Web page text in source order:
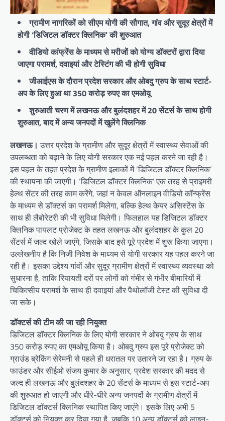
ग्रामीण नागरिकों को सीएम योगी की सौगात, गांव और सुदूर क्षेत्रों में
होगी ‘डिजिटल डॉक्टर क्लिनिक’ की शुरुआत
वीडियो कांफ्रेंस के माध्यम से मरीजों को योग्य डॉक्टरों द्वारा दिया
जाएगा परामर्श, दवाइयां और टेस्टिंग की भी होगी सुविधा
जीआईएस के दौरान प्रदेश सरकार और ओबदु ग्रुप के साथ स्टार्ट-
अप के लिए हुआ था 350 करोड़ रुपए का एमओयू
शुरुआती चरण में लखनऊ और बुलंदशहर में 20 सेंटर्स के साथ होगी
शुरुआत, बाद में अन्य जनपदों में खुलेंगे क्लिनिक
लखनऊ। उत्तर प्रदेश के ग्रामीण और सुदूर क्षेत्रों में स्वास्थ्य सेवाओं की
उपलब्धता को बढ़ाने के लिए योगी सरकार एक नई पहल करने जा रही है।
इस पहल के तहत प्रदेश के ग्रामीण इलाकों में ‘डिजिटल डॉक्टर क्लिनिक’
की स्थापना की जाएगी। ‘डिजिटल डॉक्टर क्लिनिक’ एक तरह से प्राइमरी
हेल्थ सेंटर की तरह काम करेंगे, जहां न केवल ऑनलाइन वीडियो कॉन्फ्रेंस
के माध्यम से डॉक्टर्स का परामर्श मिलेगा, बल्कि हेल्थ केयर असिस्टेंस के
साथ ही लैबोरेटरी की भी सुविधा मिलेगी। फिलहाल यह डिजिटल डॉक्टर
क्लिनिक पायलट प्रोजेक्ट के तहत लखनऊ और बुलंदशहर के कुल 20
सेंटर्स में जल्द खोले जाएंगे, जिसके बाद इसे पूरे प्रदेश में शुरू किया जाएगा।
उल्लेखनीय है कि निजी निवेश के माध्यम से योगी सरकार यह पहल करने जा
रही है। इसका उद्देश्य गांवों और सुदूर ग्रामीण क्षेत्रों में स्वास्थ्य व्यवस्था को
सुधारना है, ताकि रियायती दरों पर लोगों को गंभीर से गंभीर बीमारियों में
चिकित्सीय परामर्श के साथ ही दवाइयां और पैथोलॉजी टेस्ट की सुविधा दी
जा सके।
डॉक्टर्स की टीम की जा रही नियुक्त
डिजिटल डॉक्टर क्लिनिक के लिए योगी सरकार ने ओबदु ग्रुप के साथ
350 करोड़ रुपए का एमओयू किया है। ओबदु ग्रुप इस पूरे प्रोजेक्ट को
ग्राउंड ब्रेकिंग सेरेमनी से पहले ही धरातल पर उतारने जा रहा है। ग्रुप के
फाउंडर और सीईओ संजय कुमार के अनुसार, प्रदेश सरकार की मदद से
जल्द ही लखनऊ और बुलंदशहर के 20 सेंटर्स के माध्यम से इस स्टार्ट-अप
की शुरुआत हो जाएगी और धीरे-धीरे अन्य जनपदों के ग्रामीण क्षेत्रों में
डिजिटल डॉक्टर्स क्लिनिक स्थापित किए जाएंगे। इसके लिए अभी 5